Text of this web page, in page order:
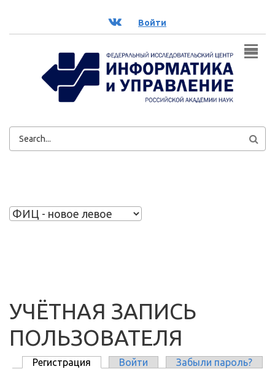
ВК Войти
ФОРМА
УЧЁТНАЯ ЗАПИСЬ
ПОЛЬЗОВАТЕЛЯ
Регистрация (активная вкладка)
Войти Забыли пароль?